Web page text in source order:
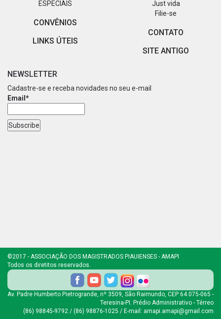
ESPECIAIS
CONVÊNIOS
LINKS ÚTEIS
Just vida
Filie-se
CONTATO
SITE ANTIGO
NEWSLETTER
Cadastre-se e receba novidades no seu e-mail
Email*
©2017 - ASSOCIAÇÃO DOS MAGISTRADOS PIAUIENSES - AMAPI
Todos os diretitos reservados.
Av. Padre Humberto Pietrogrande, nº 3509, São Raimundo, CEP 64.075-065 -
Teresina-PI. Prédio Administrativo - Térreo
(86) 98845-9792 / (86) 98876-1025 / E-mail: amapi.amapi@gmail.com